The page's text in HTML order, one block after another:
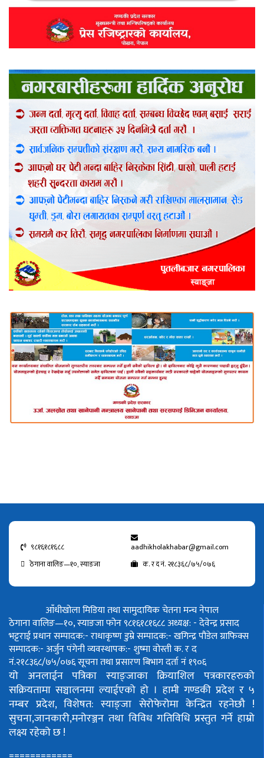
९८१६१८१६८८
aadhikholakhabar@gmail.com
ठेगाना वालिङ—१०, स्याङजा
क. र द नं. २१८३६८/७५/०७६
आँधीखोला मिडिया तथा सामुदायिक चेतना मन्च नेपाल
ठेगाना वालिङ—१०, स्याङजा फोन ९८१६१८१६८८अध्यक्ष: - देवेन्द्र प्रसाद
भट्टराईप्रधान सम्पादक:- राधाकृष्ण डुम्रेसम्पादक:- खगिन्द्र पौडेलग्राफिक्स
सम्पादक:- अर्जुन पंगेनीव्यवस्थापक:- शुष्मा वोस्तीक. र द
नं.२१८३६८/७५/०७६सूचना तथा प्रसारण बिभाग दर्ता नं १९०६
यो अनलाईन पत्रिका स्याङ्जाका क्रियाशिल पत्रकारहरुको
सक्रियतामा सञ्चालनमा ल्याईएको हो । हामी गण्डकी प्रदेश र ५
नम्बर प्रदेश, विशेषत: स्याङ्जा सेरोफेरोमा केन्द्रित रहनेछौ !
सुचना,जानकारी,मनोरञ्जन तथा विविध गतिविधि प्रस्तुत गर्ने हाम्रो
लक्ष्य रहेको छ !